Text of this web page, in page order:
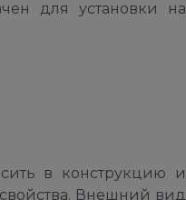
для установки на
в конструкцию и
Внешний вид